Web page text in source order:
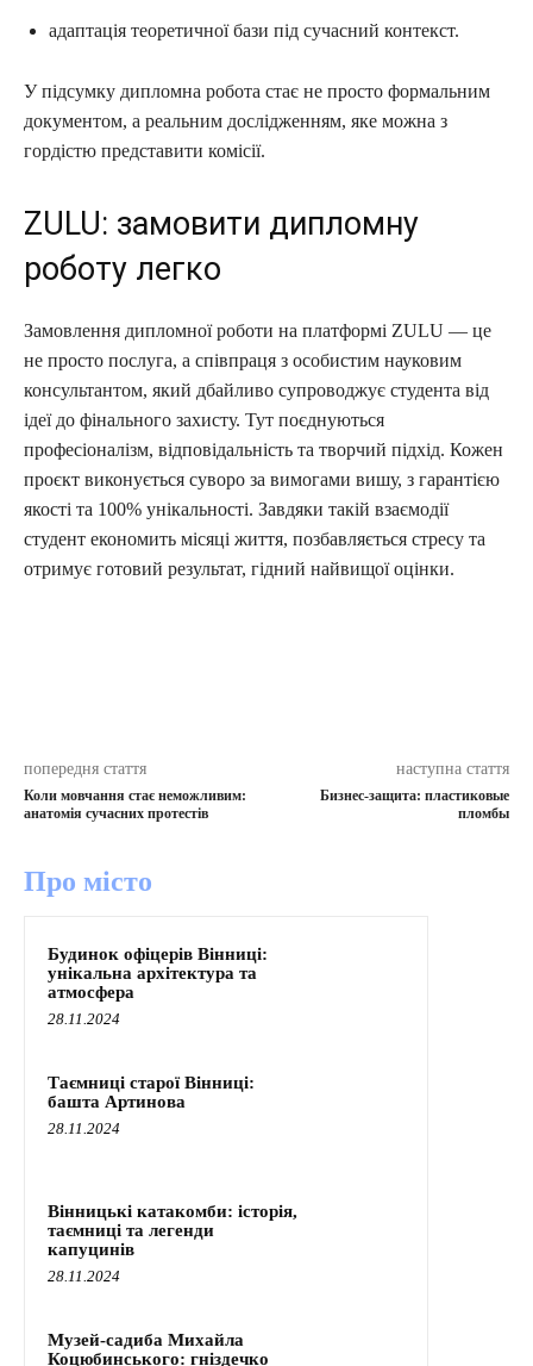
адаптація теоретичної бази під сучасний контекст.
У підсумку дипломна робота стає не просто формальним
документом, а реальним дослідженням, яке можна з
гордістю представити комісії.
ZULU: замовити дипломну
роботу легко
Замовлення дипломної роботи на платформі ZULU — це
не просто послуга, а співпраця з особистим науковим
консультантом, який дбайливо супроводжує студента від
ідеї до фінального захисту. Тут поєднуються
професіоналізм, відповідальність та творчий підхід. Кожен
проєкт виконується суворо за вимогами вишу, з гарантією
якості та 100% унікальності. Завдяки такій взаємодії
студент економить місяці життя, позбавляється стресу та
отримує готовий результат, гідний найвищої оцінки.
попередня стаття
Коли мовчання стає неможливим:
анатомія сучасних протестів
наступна стаття
Бизнес-защита: пластиковые
пломбы
Про місто
Будинок офіцерів Вінниці:
унікальна архітектура та
атмосфера
28.11.2024
Таємниці старої Вінниці:
башта Артинова
28.11.2024
Вінницькі катакомби: історія,
таємниці та легенди
капуцинів
28.11.2024
Музей-садиба Михайла
Коцюбинського: гніздечко